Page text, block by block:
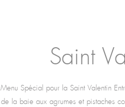
Saint
Menu Spécial pour la Saint Valentin
de la baie aux agrumes et pistaches